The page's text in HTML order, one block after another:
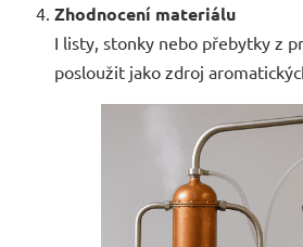
Zhodnocení materiálu
I listy, stonky nebo přebytky z
posloužit jako zdroj